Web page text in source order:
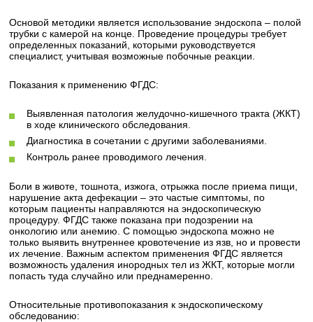
Основой методики является использование эндоскопа – полой
трубки с камерой на конце. Проведение процедуры требует
определенных показаний, которыми руководствуется
специалист, учитывая возможные побочные реакции.
Показания к применению ФГДС:
Выявленная патология желудочно-кишечного тракта (ЖКТ)
в ходе клинического обследования.
Диагностика в сочетании с другими заболеваниями.
Контроль ранее проводимого лечения.
Боли в животе, тошнота, изжога, отрыжка после приема пищи,
нарушение акта дефекации – это частые симптомы, по
которым пациенты направляются на эндоскопическую
процедуру. ФГДС также показана при подозрении на
онкологию или анемию. С помощью эндоскопа можно не
только выявить внутреннее кровотечение из язв, но и провести
их лечение. Важным аспектом применения ФГДС является
возможность удаления инородных тел из ЖКТ, которые могли
попасть туда случайно или преднамеренно.
Относительные противопоказания к эндоскопическому
обследованию: